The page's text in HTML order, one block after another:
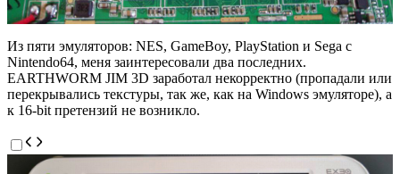
Из пяти эмуляторов: NES, GameBoy, PlayStation и Sega с
Nintendo64, меня заинтересовали два последних.
EARTHWORM JIM 3D заработал некорректно (пропадали или
перекрывались текстуры, так же, как на Windows эмуляторе), а
к 16-bit претензий не возникло.